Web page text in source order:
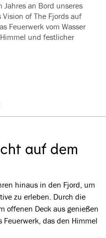
Jahres an Bord unseres
of The Fjords auf
Feuerwerk vom Wasser
und festlicher
auf dem
hinaus in den Fjord, um
zu erleben. Durch die
offenen Deck aus genießen
das den Himmel